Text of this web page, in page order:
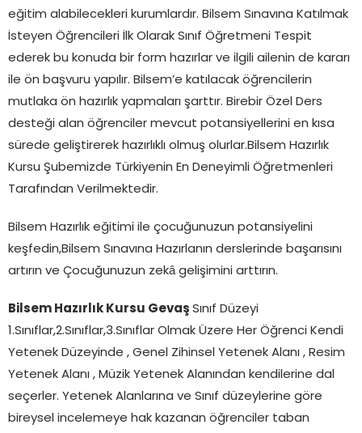
eğitim alabilecekleri kurumlardır. Bilsem Sınavına Katılmak
İsteyen Öğrencileri İlk Olarak Sınıf Öğretmeni Tespit
ederek bu konuda bir form hazırlar ve ilgili ailenin de kararı
ile ön başvuru yapılır. Bilsem’e katılacak öğrencilerin
mutlaka ön hazırlık yapmaları şarttır. Birebir Özel Ders
desteği alan öğrenciler mevcut potansiyellerini en kısa
sürede geliştirerek hazırlıklı olmuş olurlar.Bilsem Hazırlık
Kursu Şubemizde Türkiyenin En Deneyimli Öğretmenleri
Tarafından Verilmektedir.
Bilsem Hazırlık eğitimi ile çocuğunuzun potansiyelini
keşfedin,Bilsem Sınavına Hazırlanın derslerinde başarısını
artırın ve Çocuğunuzun zekâ gelişimini arttırın.
Bilsem Hazırlık Kursu Gevaş Sınıf Düzeyi
1.Sınıflar,2.Sınıflar,3.Sınıflar Olmak Üzere Her Öğrenci Kendi
Yetenek Düzeyinde , Genel Zihinsel Yetenek Alanı , Resim
Yetenek Alanı , Müzik Yetenek Alanından kendilerine dal
seçerler. Yetenek Alanlarına ve Sınıf düzeylerine göre
bireysel incelemeye hak kazanan öğrenciler taban